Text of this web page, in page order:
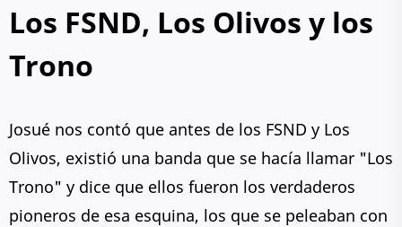
Los FSND, Los Olivos y los
Trono
Josué nos contó que antes de los FSND y Los
Olivos, existió una banda que se hacía llamar "Los
Trono" y dice que ellos fueron los verdaderos
pioneros de esa esquina, los que se peleaban con